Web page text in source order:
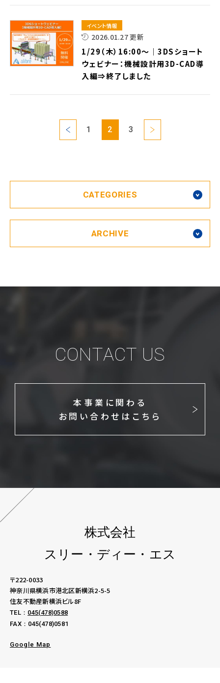
イベント情報
2026.01.27 更新
1/29（木）16:00～｜3DSショート
ウェビナー：機械設計用3D-CAD導
入編⇒終了しました
1 2 3
CATEGORIES
ARCHIVE
CONTACT US
本事業に関わる
お問い合わせはこちら
株式会社
スリー・ディー・エス
〒222-0033
神奈川県横浜市港北区新横浜2-5-5
住友不動産新横浜ビル8F
TEL： 045(478)0588
FAX：045(478)0581
Google Map